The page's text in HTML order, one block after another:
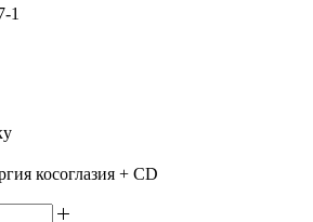
1
косоглазия + CD